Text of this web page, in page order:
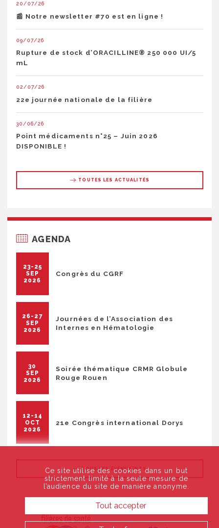
20/07/26
📰 Notre newsletter #70 est en ligne !
09/07/26
Rupture de stock d’ORACILLINE® 250 000 UI/5
mL
02/07/26
22e journée nationale de la filière
30/06/26
Point médicaments n°25 – Juin 2026
DISPONIBLE !
TOUTES LES ACTUALITÉS
AGENDA
23-25
SEP
2026
Congrès du CGRF
26-27
SEP
2026
Journées de l’Association des
Internes en Hématologie
30
SEP
2026
Soirée thématique CRMR Globule
Rouge Rouen
12-14
OCT
2026
21e Congrès international Dorys
TOUS LES ÉVÉNEMENTS
Ce site utilise des cookies dans un but
strictement limité à la seule mesure de
l’audience du site de manière anonyme.
Tout accepter